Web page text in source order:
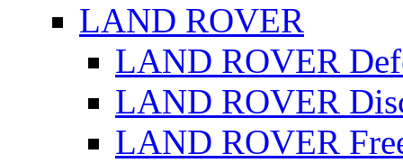
LAND ROVER
LAND ROVER
LAND ROVER
LAND ROVER